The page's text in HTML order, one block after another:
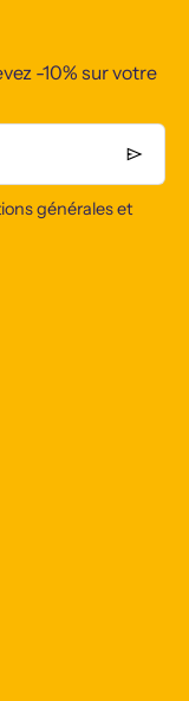
-10% sur votre
générales et